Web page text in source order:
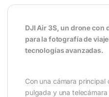
DJI Air 3S, un drone con
para la fotografía de
tecnologías avanzadas.
Con una cámara principal
pulgada y una